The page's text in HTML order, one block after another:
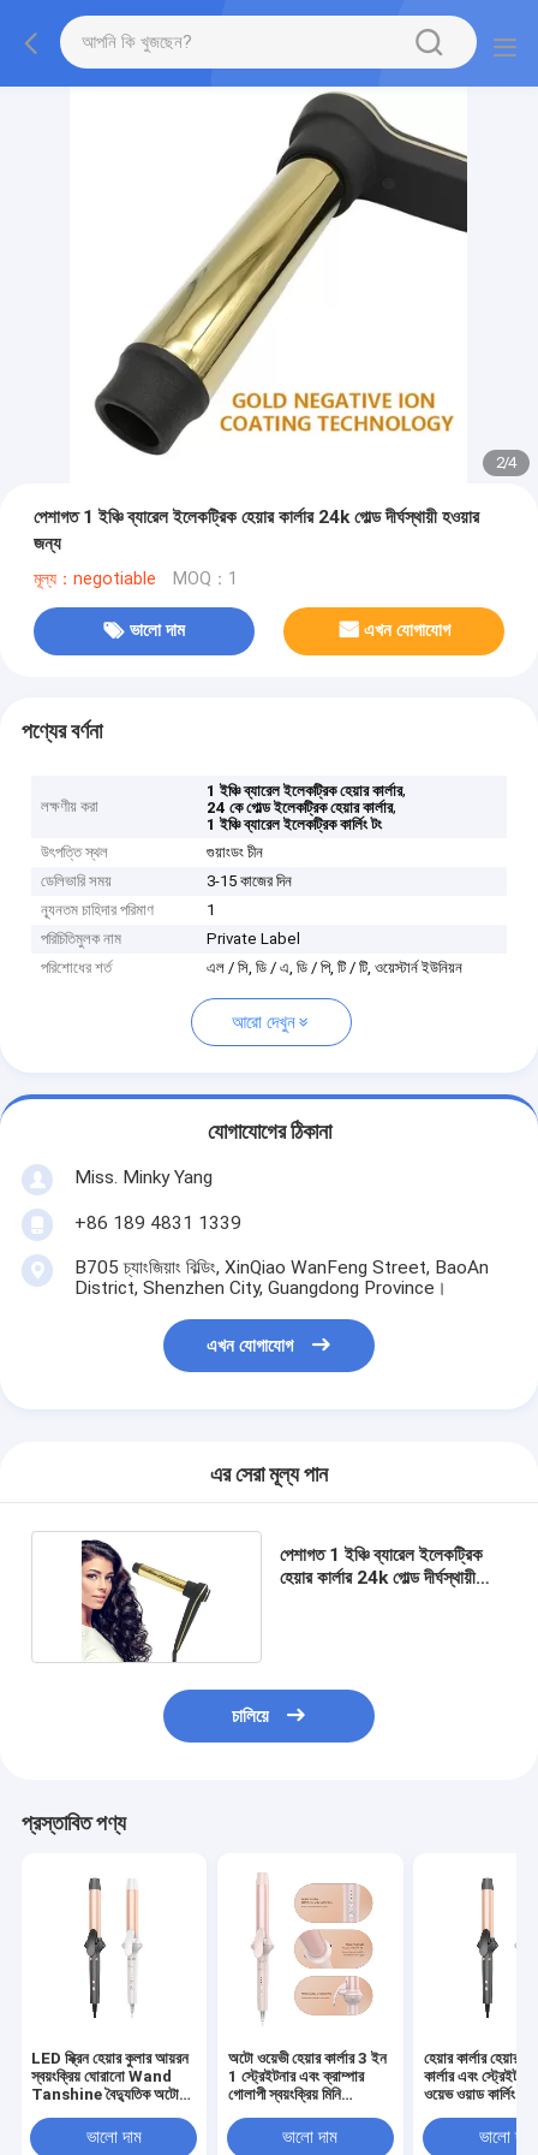
2/4
পেশাগত 1 ইঞ্চি ব্যারেল ইলেকট্রিক হেয়ার কার্লার 24k গোল্ড দীর্ঘস্থায়ী হওয়ার
জন্য
মূল্য：negotiable MOQ：1
ভালো দাম এখন যোগাযোগ
পণ্যের বর্ণনা
লক্ষণীয় করা
1 ইঞ্চি ব্যারেল ইলেকট্রিক হেয়ার কার্লার,
24 কে গোল্ড ইলেকট্রিক হেয়ার কার্লার,
1 ইঞ্চি ব্যারেল ইলেকট্রিক কার্লিং টং
উৎপত্তি স্থল
গুয়াংডং চীন
ডেলিভারি সময়
3-15 কাজের দিন
ন্যূনতম চাহিদার পরিমাণ
1
পরিচিতিমুলক নাম
Private Label
পরিশোধের শর্ত
এল / সি, ডি / এ, ডি / পি, টি / টি, ওয়েস্টার্ন ইউনিয়ন
আরো দেখুন
যোগাযোগের ঠিকানা
Miss. Minky Yang
+86 189 4831 1339
B705 চ্যাংজিয়াং বিল্ডিং, XinQiao WanFeng Street, BaoAn
District, Shenzhen City, Guangdong Province।
এখন যোগাযোগ
এর সেরা মূল্য পান
পেশাগত 1 ইঞ্চি ব্যারেল ইলেকট্রিক
হেয়ার কার্লার 24k গোল্ড দীর্ঘস্থায়ী
চালিয়ে
প্রস্তাবিত পণ্য
LED স্ক্রিন হেয়ার কুলার আয়রন
স্বয়ংক্রিয় ঘোরানো Wand
Tanshine বৈদ্যুতিক অটো
বিনিময়যোগ্যভালো দাম
অটো ওয়েভী হেয়ার কার্লার 3 ইন
1 স্ট্রেইটনার এবং ক্রাম্পার
গোলাপী স্বয়ংক্রিয় মিনি
সিরামিক স্টাইলিং রোলার
ভালো দাম
হেয়ার কার্লার হেয়ার
কার্লার এবং
ওয়েভ ওয়াড কার্লিং
সিরামিক
ভালো দাম